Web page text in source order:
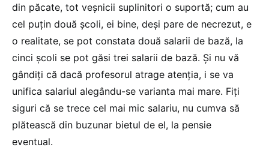
din păcate, tot veșnicii suplinitori o suportă; cum au
cel puțin două școli, ei bine, deși pare de necrezut, e
o realitate, se pot constata două salarii de bază, la
cinci școli se pot găsi trei salarii de bază. Și nu vă
gândiți că dacă profesorul atrage atenția, i se va
unifica salariul alegându-se varianta mai mare. Fiți
siguri că se trece cel mai mic salariu, nu cumva să
plătească din buzunar bietul de el, la pensie
eventual.